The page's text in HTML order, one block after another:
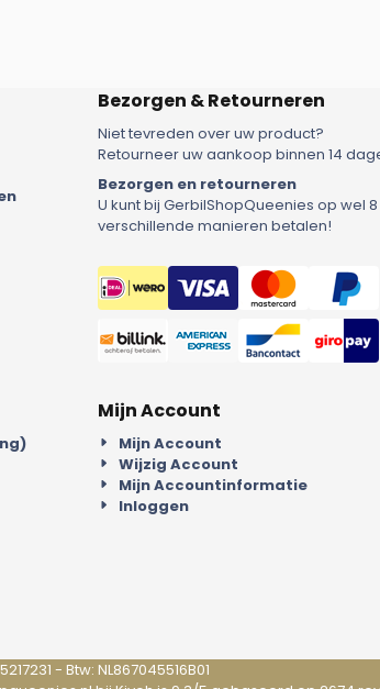
Bezorgen & Retourneren
Niet tevreden over uw product?
Retourneer uw aankoop binnen 14
Bezorgen en retourneren
U kunt bij GerbilShopQueenies op wel 8
verschillende manieren betalen!
Mijn Account
Mijn Account
Wijzig Account
Mijn Accountinformatie
Inloggen
- Btw: NL867045516B01